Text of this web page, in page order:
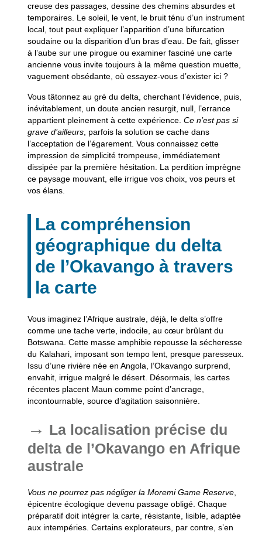
creuse des passages, dessine des chemins absurdes et
temporaires. Le soleil, le vent, le bruit ténu d’un instrument
local, tout peut expliquer l’apparition d’une bifurcation
soudaine ou la disparition d’un bras d’eau. De fait, glisser
à l’aube sur une pirogue ou examiner fasciné une carte
ancienne vous invite toujours à la même question muette,
vaguement obsédante, où essayez-vous d’exister ici ?
Vous tâtonnez au gré du delta , cherchant l’évidence, puis,
inévitablement, un doute ancien resurgit, null, l’errance
appartient pleinement à cette expérience. Ce n’est pas si
grave d’ailleurs, parfois la solution se cache dans
l’acceptation de l’égarement. Vous connaissez cette
impression de simplicité trompeuse, immédiatement
dissipée par la première hésitation. La perdition imprègne
ce paysage mouvant, elle irrigue vos choix, vos peurs et
vos élans.
La compréhension
géographique du delta
de l’Okavango à travers
la carte
Vous imaginez l’Afrique australe, déjà, le delta s’offre
comme une tache verte, indocile, au cœur brûlant du
Botswana. Cette masse amphibie repousse la sécheresse
du Kalahari, imposant son tempo lent, presque paresseux.
Issu d’une rivière née en Angola, l’Okavango surprend,
envahit, irrigue malgré le désert. Désormais, les cartes
récentes placent Maun comme point d’ancrage,
incontournable, source d’agitation saisonnière.
La localisation précise du
delta de l’Okavango en Afrique
australe
Vous ne pourrez pas négliger la Moremi Game Reserve,
épicentre écologique devenu passage obligé. Chaque
préparatif doit intégrer la carte, résistante, lisible, adaptée
aux intempéries. Certains explorateurs, par contre, s’en